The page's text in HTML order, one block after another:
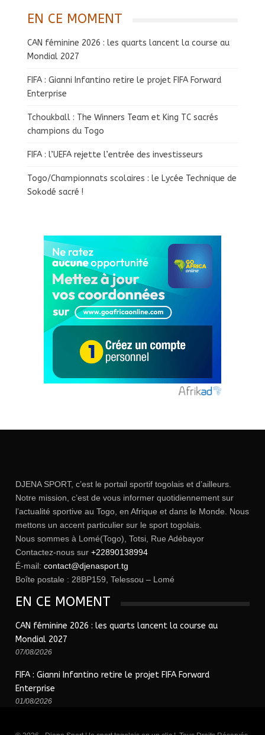
EN CE MOMENT
CAN féminine 2026 : les quarts lancent la course au
Mondial 2027
FIFA : Gianni Infantino retire le projet FIFA Forward
Enterprise
Tchoukball : The Winners Team et King TC sacrés
champions du Togo
FIFA : l’UEFA rejette l’entrée des investisseurs
Togo/Championnats scolaires : le Lycée Technique de
Sokodé sacré !
DJENA SPORT, c’est le portail sportif togolais et d’ailleurs.
Notre mission, c’est de vous informer quotidiennement sur
l’actualité sportive au Togo, en Afrique et dans le Monde. Nous
mettons un accent particulier sur le sport togolais.
Nous sommes à Lomé(Togo), Totsi, Rue Adébayor
Contactez-nous sur +22890138994
É-mail: contact@djenasport.tg
Boîte postale : 28BP159, Telessou – Lomé
EN CE MOMENT
CAN féminine 2026 : les quarts lancent la course au
Mondial 2027
07/08/2026
FIFA : Gianni Infantino retire le projet FIFA Forward
Enterprise
01/08/2026